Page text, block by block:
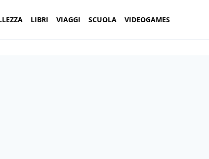
LIBRI VIAGGI SCUOLA VIDEOGAMES